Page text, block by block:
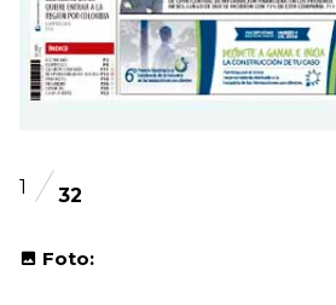
1 32
Foto: